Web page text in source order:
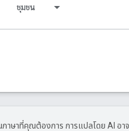
ชุมชน
ภาษาที่คุณต้องการ การแปลโดย AI อา